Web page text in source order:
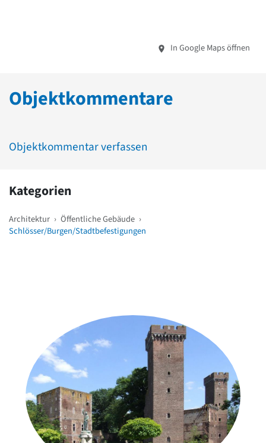
In Google Maps öffnen
Objektkommentare
Objektkommentar verfassen
Kategorien
Architektur › Öffentliche Gebäude ›
Schlösser/Burgen/Stadtbefestigungen